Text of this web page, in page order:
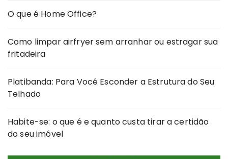
O que é Home Office?
Como limpar airfryer sem arranhar ou estragar sua
fritadeira
Platibanda: Para Você Esconder a Estrutura do Seu
Telhado
Habite-se: o que é e quanto custa tirar a certidão
do seu imóvel